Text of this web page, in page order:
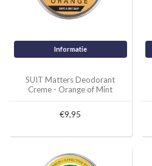
Informatie
SUIT Matters Deodorant
Creme - Orange of Mint
€9,95